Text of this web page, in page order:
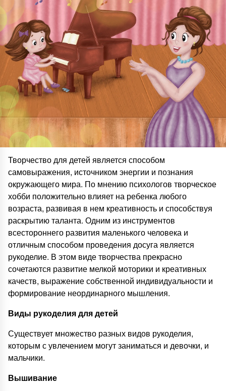
Творчество для детей является способом
самовыражения, источником энергии и познания
окружающего мира. По мнению психологов творческое
хобби положительно влияет на ребенка любого
возраста, развивая в нем креативность и способствуя
раскрытию таланта. Одним из инструментов
всестороннего развития маленького человека и
отличным способом проведения досуга является
рукоделие. В этом виде творчества прекрасно
сочетаются развитие мелкой моторики и креативных
качеств, выражение собственной индивидуальности и
формирование неординарного мышления.
Виды рукоделия для детей
Существует множество разных видов рукоделия,
которым с увлечением могут заниматься и девочки, и
мальчики.
Вышивание